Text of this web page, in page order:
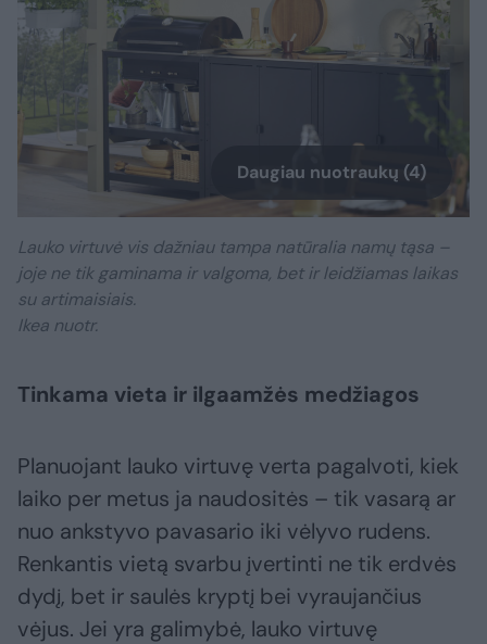
Daugiau nuotraukų (4)
Lauko virtuvė vis dažniau tampa natūralia namų tąsa –
joje ne tik gaminama ir valgoma, bet ir leidžiamas laikas
su artimaisiais.
Ikea nuotr.
Tinkama vieta ir ilgaamžės medžiagos
Planuojant lauko virtuvę verta pagalvoti, kiek
laiko per metus ja naudositės – tik vasarą ar
nuo ankstyvo pavasario iki vėlyvo rudens.
Renkantis vietą svarbu įvertinti ne tik erdvės
dydį, bet ir saulės kryptį bei vyraujančius
vėjus. Jei yra galimybė, lauko virtuvę